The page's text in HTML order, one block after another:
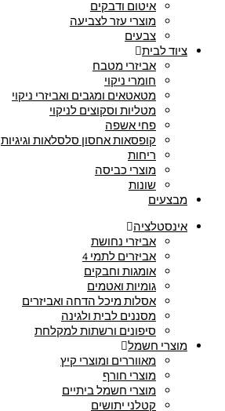
איטום ודבקים
מוצרי עזר לצביעה
צבעים
ציוד לבית
אביזרי מטבח
חומרי ניקוי
מטאטאים ומגבים ואביזרי ניקוי
מטליות וסקוצים לניקוי
פחי אשפה
קופסאות אחסון סלסלאות וגיגיות
ריחות
מוצרי כביסה
שונות
מבצעים
אינסטלציה
אביזרי נחושת
אביזרים לתמי 4
אומגות וחבקים
גומיות ואטמים
אסלות מיכל הדחה ואביזרים
מסננים לבית ולגינה
סיפונים ורשתות למקלחת
מוצרי חשמל
מאווררים ומוצרי קיץ
מוצרי חורף
מוצרי חשמל ביתיים
קטלני יתושים